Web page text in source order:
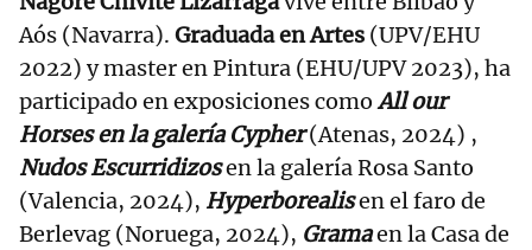
Aós (Navarra). Graduada en Artes (UPV/EHU
2022) y master en Pintura (EHU/UPV 2023), ha
participado en exposiciones comoAll our
Horses en la galería Cypher(Atenas, 2024) ,
Nudos Escurridizosen la galería Rosa Santo
(Valencia, 2024), Hyperborealisen el faro de
Berlevag (Noruega, 2024), Gramaen la Casa de